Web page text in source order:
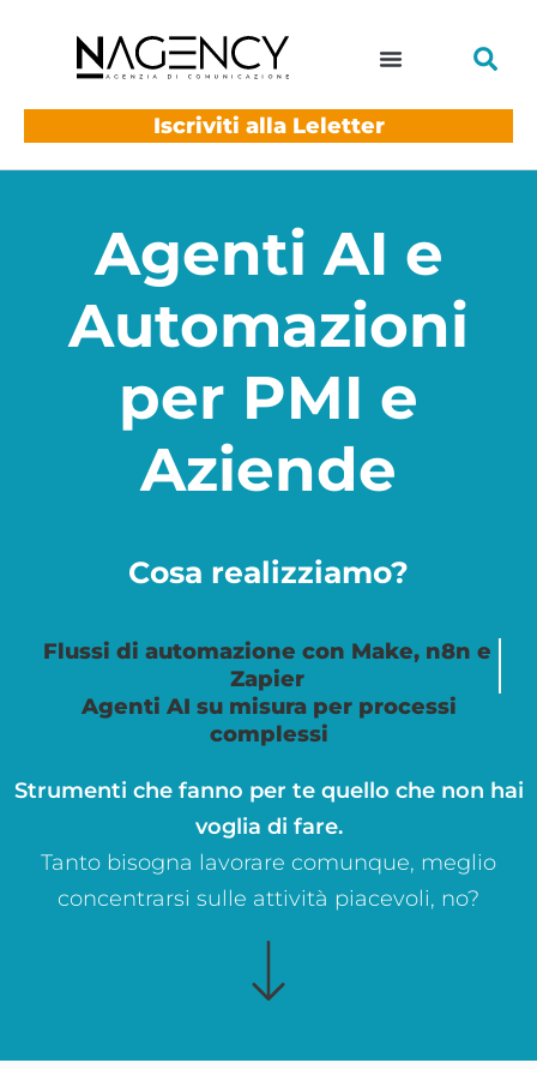
Iscriviti alla Leletter
Agenti AI e
Automazioni
per PMI e
Aziende
Cosa realizziamo?
Flussi di automazione con Make, n8n e
Zapier
Agenti AI su misura per processi
complessi
Strumenti che fanno per te quello che non hai
voglia di fare.
Tanto bisogna lavorare comunque, meglio
concentrarsi sulle attività piacevoli, no?